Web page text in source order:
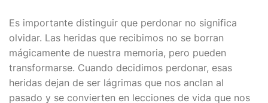
Es importante distinguir que perdonar no significa
olvidar. Las heridas que recibimos no se borran
mágicamente de nuestra memoria, pero pueden
transformarse. Cuando decidimos perdonar, esas
heridas dejan de ser lágrimas que nos anclan al
pasado y se convierten en lecciones de vida que nos